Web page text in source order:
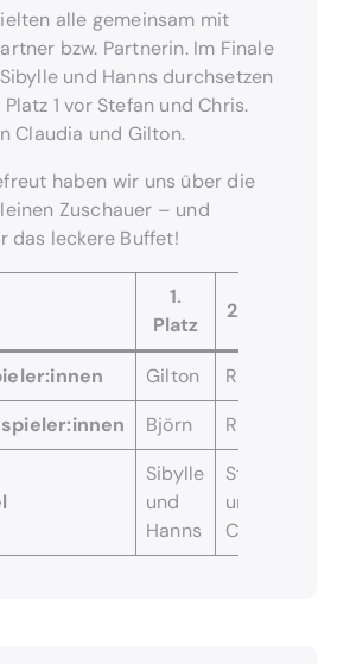
alle gemeinsam mit
bzw. Partnerin. Im Finale
und Hanns durchsetzen
1 vor Stefan und Chris.
Claudia und Gilton.
haben wir uns über die
Zuschauer – und
das leckere Buffet!
1.
Platz
2. Platz
Gilton Richard
Björn Ralph
Sibylle
und
Hanns
Stefan
und
Chris